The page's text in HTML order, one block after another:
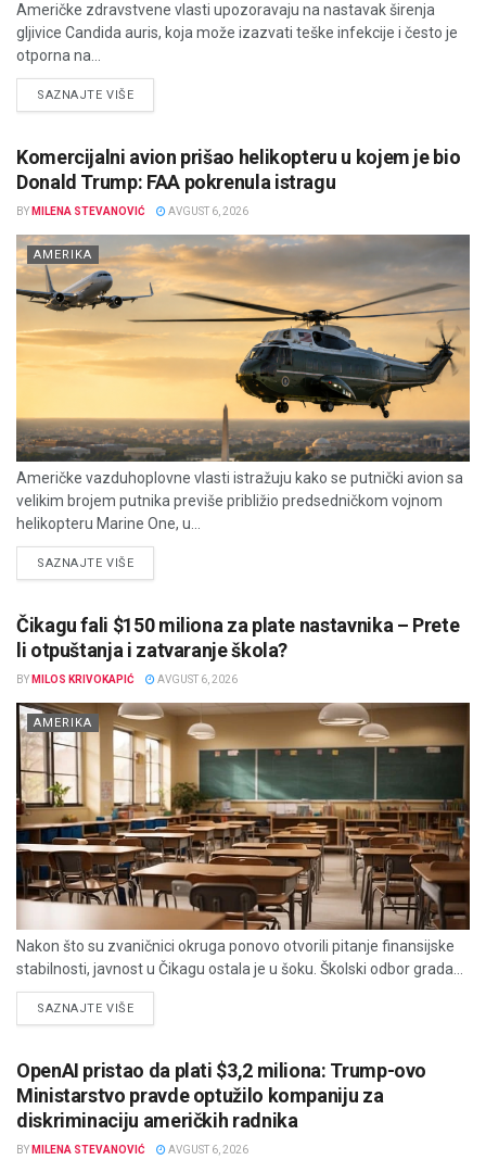
Američke zdravstvene vlasti upozoravaju na nastavak širenja
gljivice Candida auris, koja može izazvati teške infekcije i često je
otporna na...
SAZNAJTE VIŠEDETAILS
Komercijalni avion prišao helikopteru u kojem je bio
Donald Trump: FAA pokrenula istragu
BY MILENA STEVANOVIĆ AVGUST 6, 2026
AMERIKA
Američke vazduhoplovne vlasti istražuju kako se putnički avion sa
velikim brojem putnika previše približio predsedničkom vojnom
helikopteru Marine One, u...
SAZNAJTE VIŠEDETAILS
Čikagu fali $150 miliona za plate nastavnika – Prete
li otpuštanja i zatvaranje škola?
BY MILOS KRIVOKAPIĆ AVGUST 6, 2026
AMERIKA
Nakon što su zvaničnici okruga ponovo otvorili pitanje finansijske
stabilnosti, javnost u Čikagu ostala je u šoku. Školski odbor grada...
SAZNAJTE VIŠEDETAILS
OpenAI pristao da plati $3,2 miliona: Trump-ovo
Ministarstvo pravde optužilo kompaniju za
diskriminaciju američkih radnika
BY MILENA STEVANOVIĆ AVGUST 6, 2026